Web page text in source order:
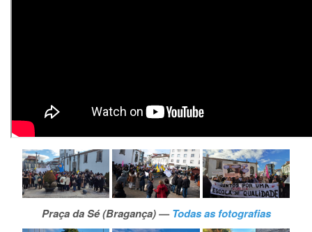
Praça da Sé (Bragança) —Todas as fotografias